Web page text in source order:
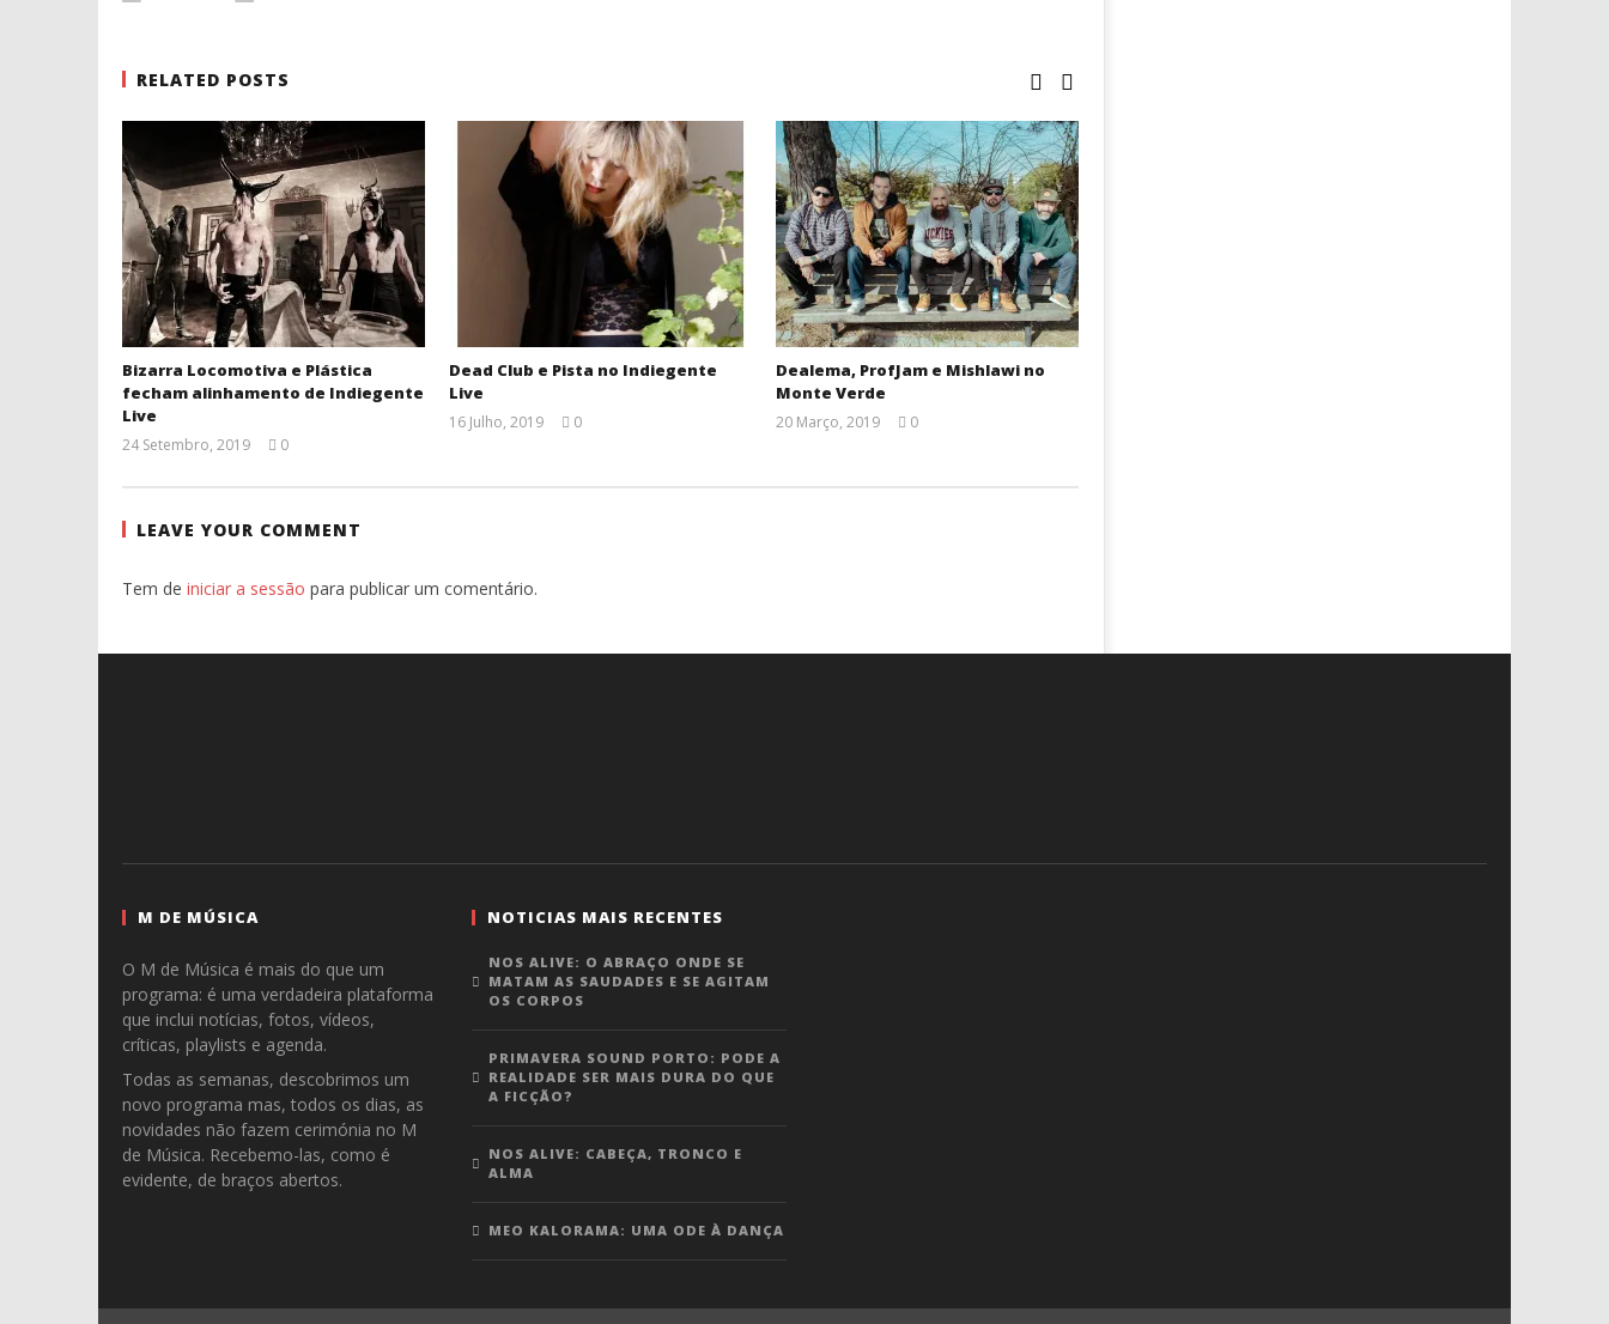
RELATED POSTS
Bizarra Locomotiva e Plástica
fecham alinhamento de Indiegente
Live
24 Setembro, 2019
Ventura
0
Dead Club e Pista no Indiegente
Live
16 Julho, 2019
0
Dealema, ProfJam e Mishlawi no
Monte Verde
20 Março, 2019
0
LEAVE YOUR COMMENT
Tem de iniciar a sessão para publicar um comentário.
M DE MÚSICA
O M de Música é mais do que um
programa: é uma verdadeira plataforma
que inclui notícias, fotos, vídeos,
críticas, playlists e agenda.
Todas as semanas, descobrimos um
novo programa mas, todos os dias, as
novidades não fazem cerimónia no M
de Música. Recebemo-las, como é
evidente, de braços abertos.
NOTICIAS MAIS RECENTES
NOS ALIVE: O ABRAÇO ONDE SE
MATAM AS SAUDADES E SE AGITAM
OS CORPOS
PRIMAVERA SOUND PORTO: PODE A
REALIDADE SER MAIS DURA DO QUE
A FICÇÃO?
NOS ALIVE: CABEÇA, TRONCO E
ALMA
MEO KALORAMA: UMA ODE À DANÇA